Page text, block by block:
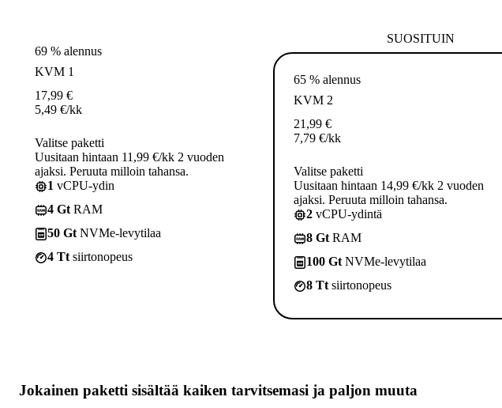
69 % alennus
KVM 1
17,99 €
5,49 €/kk
Valitse paketti
Uusitaan hintaan 11,99 €/kk 2 vuoden
ajaksi. Peruuta milloin tahansa.
1 vCPU-ydin
4 Gt RAM
50 Gt NVMe-levytilaa
4 Tt siirtonopeus
SUOSITUIN
65 % alennus
KVM 2
21,99 €
7,79 €/kk
Valitse paketti
Uusitaan hintaan 14,99 €/kk 2 vuoden
ajaksi. Peruuta milloin tahansa.
2 vCPU-ydintä
8 Gt RAM
100 Gt NVMe-levytilaa
8 Tt siirtonopeus
Jokainen paketti sisältää kaiken tarvitsemasi ja paljon muuta